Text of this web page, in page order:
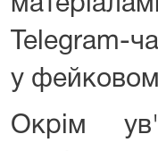
Telegram-
у
Окрім